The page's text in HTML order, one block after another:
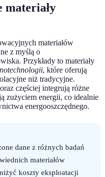
materiały
materiałów
z myślą o
Przykłady to materiały
, które oferują
niż tradycyjne.
częściej integrują różne
zużyciem energii, co idealnie
energooszczędnego.
dane z różnych badań
materiałów
koszty eksploatacji